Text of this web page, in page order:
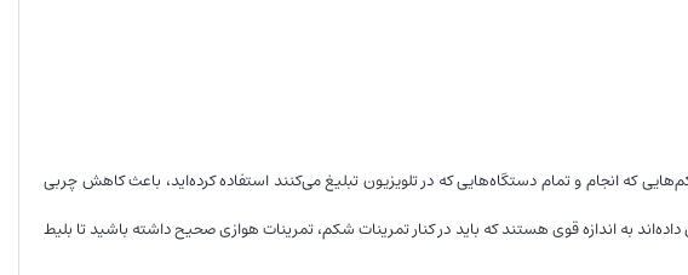
که انجام و تمام دستگاه‌هایی که در تلویزیون تبلیغ می‌کنند استفاده کرده‌اید، باعث کاهش چربی
به اندازه قوی هستند که باید در کنار تمرینات شکم، تمرینات هوازی صحیح داشته باشید تا بلیط